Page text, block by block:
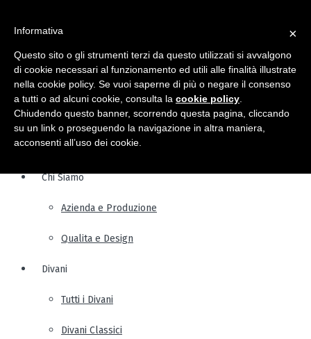
Chi Siamo
Azienda e Produzione
Qualita e Design
Divani
Tutti i Divani
Divani Classici
×
Informativa
Questo sito o gli strumenti terzi da questo utilizzati si avvalgono
di cookie necessari al funzionamento ed utili alle finalità illustrate
nella cookie policy. Se vuoi saperne di più o negare il consenso
a tutti o ad alcuni cookie, consulta la cookie policy
Chiudendo questo banner, scorrendo questa pagina, cliccando
su un link o proseguendo la navigazione in altra maniera,
acconsenti all’uso dei cookie.